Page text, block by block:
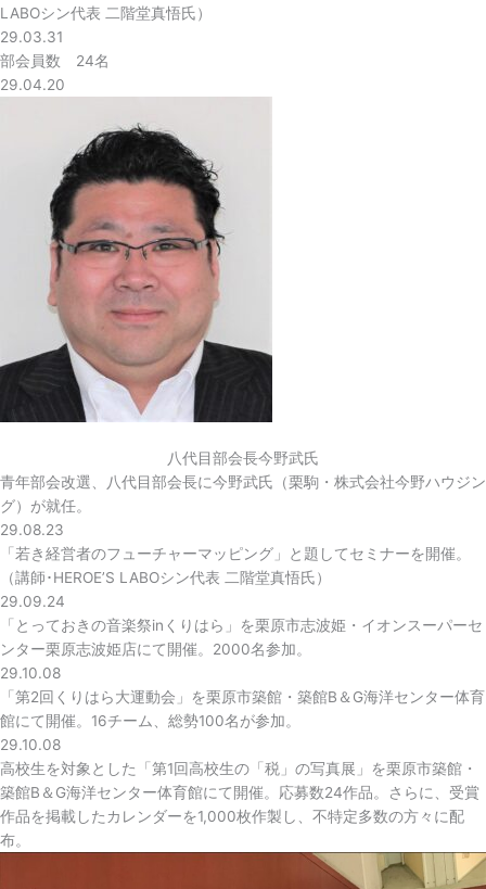
LABOシン代表 二階堂真悟氏）
29.03.31
部会員数 24名
29.04.20
八代目部会長今野武氏
青年部会改選、八代目部会長に今野武氏（栗駒・株式会社今野ハウジン
グ）が就任。
29.08.23
「若き経営者のフューチャーマッピング」と題してセミナーを開催。
（講師･HEROE’S LABOシン代表 二階堂真悟氏）
29.09.24
「とっておきの音楽祭inくりはら」を栗原市志波姫・イオンスーパーセ
ンター栗原志波姫店にて開催。2000名参加。
29.10.08
「第2回くりはら大運動会」を栗原市築館・築館B＆G海洋センター体育
館にて開催。16チーム、総勢100名が参加。
29.10.08
高校生を対象とした「第1回高校生の「税」の写真展」を栗原市築館・
築館B＆G海洋センター体育館にて開催。応募数24作品。さらに、受賞
作品を掲載したカレンダーを1,000枚作製し、不特定多数の方々に配
布。